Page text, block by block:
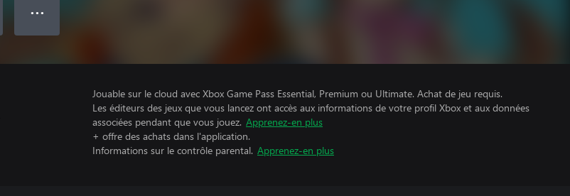
● ● ●
Jouable sur le cloud avec Xbox Game Pass Essential, Premium ou Ultimate. Achat de jeu requis.
Les éditeurs des jeux que vous lancez ont accès aux informations de votre profil Xbox et aux données
associées pendant que vous jouez. Apprenez-en plus
+ offre des achats dans l'application.
Informations sur le contrôle parental. Apprenez-en plus